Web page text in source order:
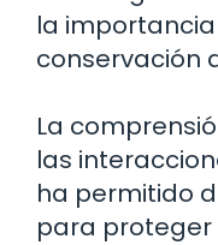
la
conservación
La
las
ha permitido
para proteger